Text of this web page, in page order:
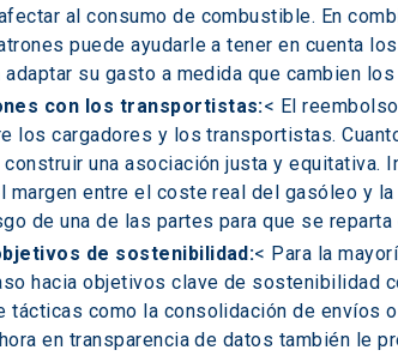
al consumo de combustible. En
puede ayudarle a tener en cuenta
su gasto a medida que cambien
con los transportistas:< El
los cargadores y los transportistas.
una asociación justa y
margen entre el coste real del gasóleo y
de una de las partes para que se
de sostenibilidad:< Para la
hacia objetivos clave de sostenibilidad
tácticas como la consolidación de envíos
en transparencia de datos también le